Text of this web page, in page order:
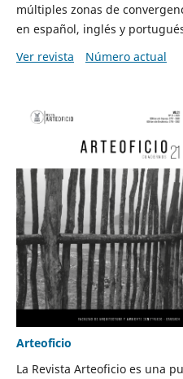
múltiples zonas de
en español, inglés y
Ver revista
Número actual
Arteoficio
La Revista Arteoficio es una